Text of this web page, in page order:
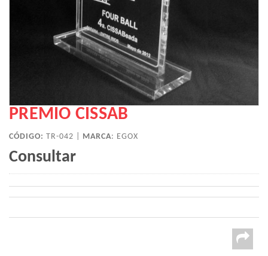
PREMIO CISSAB
CÓDIGO: TR-042 | MARCA: EGOX
Consultar